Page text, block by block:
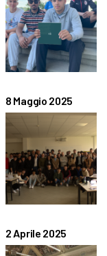
8 Maggio 2025
2 Aprile 2025